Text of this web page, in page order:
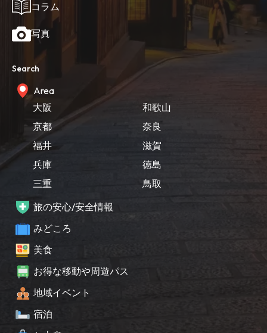
コラム
写真
Search
Area
大阪
京都
福井
兵庫
三重
和歌山
奈良
滋賀
徳島
鳥取
旅の安心/安全情報
みどころ
美食
お得な移動や周遊パス
地域イベント
宿泊